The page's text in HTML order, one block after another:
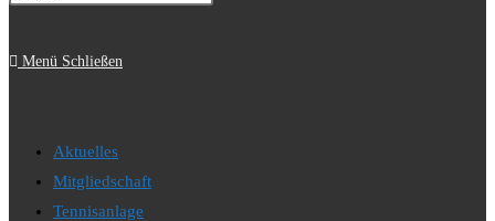
Menü Schließen
Aktuelles
Mitgliedschaft
Tennisanlage